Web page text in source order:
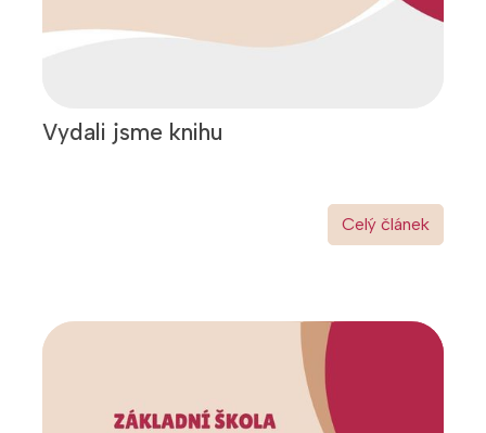
Vydali jsme knihu
Celý článek